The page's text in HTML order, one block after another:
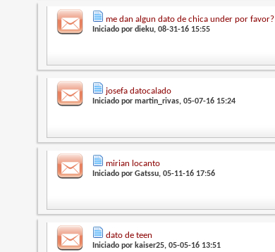
me dan algun dato de chica under por favor?
Iniciado por dieku, 08-31-16 15:55
josefa datocalado
Iniciado por martin_rivas, 05-07-16 15:24
mirian locanto
Iniciado por Gatssu, 05-11-16 17:56
dato de teen
Iniciado por kaiser25, 05-05-16 13:51